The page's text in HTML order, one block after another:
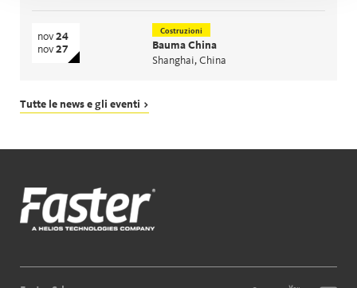
nov 24
nov 27
Costruzioni
Bauma China
Shanghai, China
Tutte le news e gli eventi >